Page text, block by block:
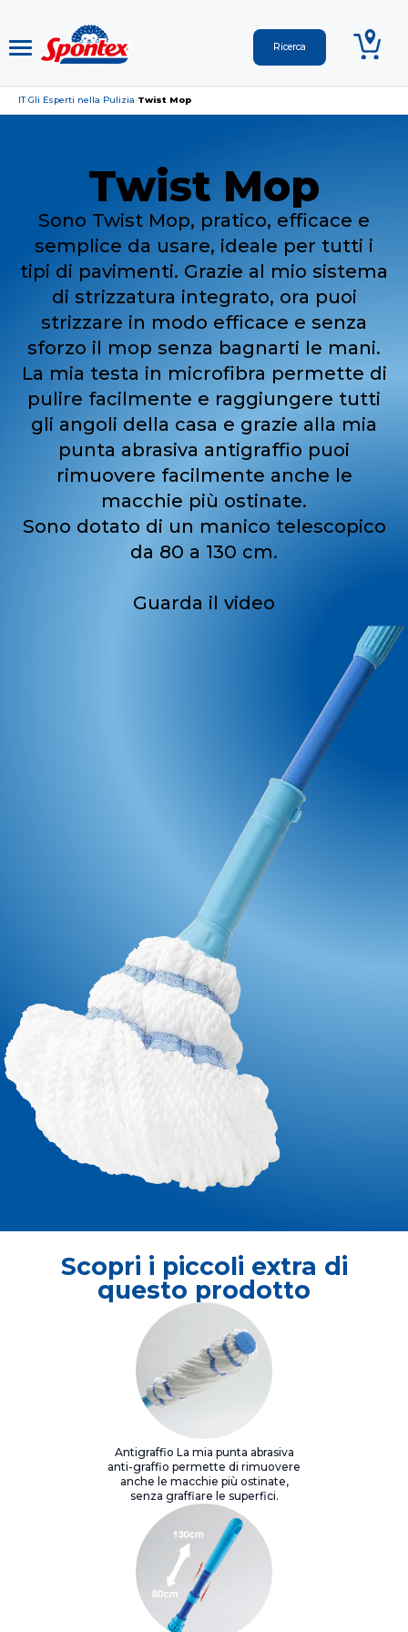
IT›Gli Esperti nella Pulizia›Twist Mop
Twist Mop
Sono Twist Mop, pratico, efficace e
semplice da usare, ideale per tutti i
tipi di pavimenti. Grazie al mio sistema
di strizzatura integrato, ora puoi
strizzare in modo efficace e senza
sforzo il mop senza bagnarti le mani.
La mia testa in microfibra permette di
pulire facilmente e raggiungere tutti
gli angoli della casa e grazie alla mia
punta abrasiva antigraffio puoi
rimuovere facilmente anche le
macchie più ostinate.
Sono dotato di un manico telescopico
da 80 a 130 cm.
Guarda il video
Scopri i piccoli extra di
questo prodotto
Antigraffio La mia punta abrasiva
anti-graffio permette di rimuovere
anche le macchie più ostinate,
senza graffiare le superfici.